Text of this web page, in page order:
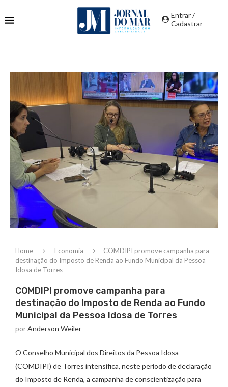
Entrar /
Cadastrar
Home Economia
COMDIPI promove campanha para
destinação do Imposto de Renda ao Fundo Municipal da Pessoa
Idosa de Torres
COMDIPI promove campanha para
destinação do Imposto de Renda ao Fundo
Municipal da Pessoa Idosa de Torres
porAnderson Weiler
O Conselho Municipal dos Direitos da Pessoa Idosa
(COMDIPI) de Torres intensifica, neste período de declaração
do Imposto de Renda, a campanha de conscientização para